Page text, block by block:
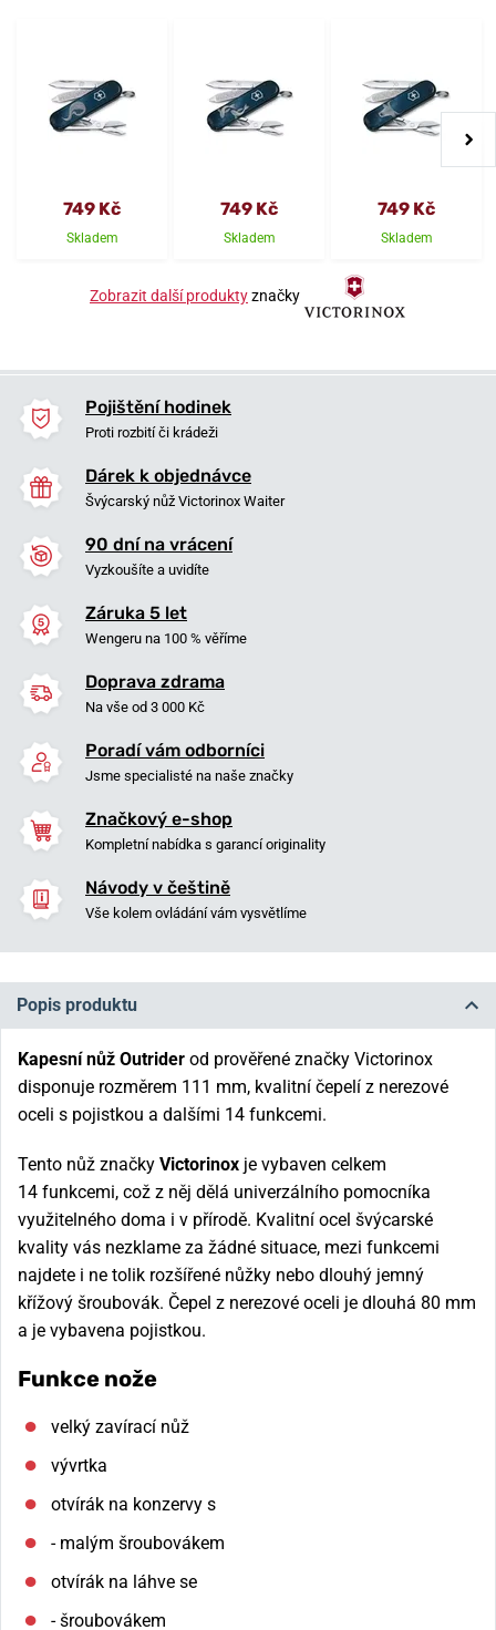
749 Kč
Skladem
749 Kč
Skladem
749 Kč
Skladem
Zobrazit další produktyznačky
Pojištění hodinek
Proti rozbití či krádeži
Dárek k objednávce
Švýcarský nůž Victorinox Waiter
90 dní na vrácení
Vyzkoušíte a uvidíte
Záruka 5 let
Wengeru na 100 % věříme
Doprava zdrama
Na vše od 3 000 Kč
Poradí vám odborníci
Jsme specialisté na naše značky
Značkový e-shop
Kompletní nabídka s garancí originality
Návody v češtině
Vše kolem ovládání vám vysvětlíme
Popis produktu
Kapesní nůž Outrider od prověřené značky Victorinox
disponuje rozměrem 111 mm, kvalitní čepelí z nerezové
oceli s pojistkou a dalšími 14 funkcemi.
Tento nůž značky Victorinox je vybaven celkem
14 funkcemi, což z něj dělá univerzálního pomocníka
využitelného doma i v přírodě. Kvalitní ocel švýcarské
kvality vás nezklame za žádné situace, mezi funkcemi
najdete i ne tolik rozšířené nůžky nebo dlouhý jemný
křížový šroubovák. Čepel z nerezové oceli je dlouhá 80 mm
a je vybavena pojistkou.
Funkce nože
velký zavírací nůž
vývrtka
otvírák na konzervy s
- malým šroubovákem
otvírák na láhve se
- šroubovákem